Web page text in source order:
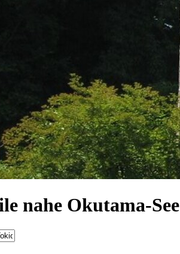
nahe Okutama-See